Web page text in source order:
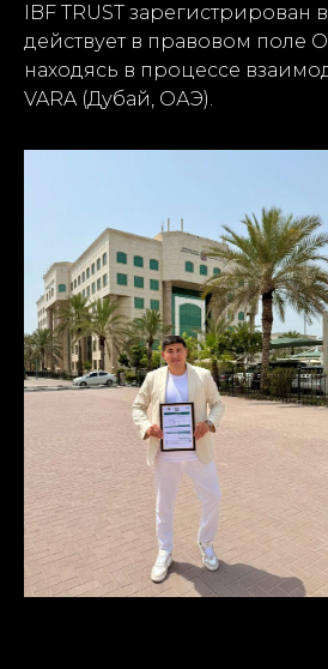
IBF TRUST зарегистрирован
действует в правовом поле
находясь в процессе
VARA (Дубай, ОАЭ).